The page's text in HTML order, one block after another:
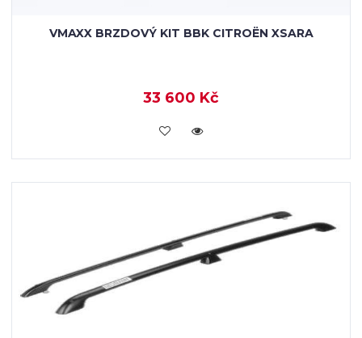
VMAXX BRZDOVÝ KIT BBK CITROËN XSARA
33 600 Kč
KOUPIT